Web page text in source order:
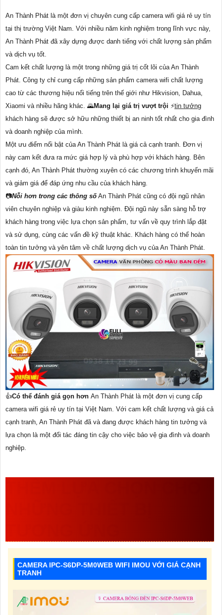
An Thành Phát là một đơn vị chuyên cung cấp camera wifi giá rẻ uy tín
tại thị trường Việt Nam. Với nhiều năm kinh nghiệm trong lĩnh vực này,
An Thành Phát đã xây dựng được danh tiếng với chất lượng sản phẩm
và dịch vụ tốt.
Cam kết chất lượng là một trong những giá trị cốt lõi của An Thành
Phát. Công ty chỉ cung cấp những sản phẩm camera wifi chất lượng
cao từ các thương hiệu nổi tiếng trên thế giới như Hikvision, Dahua,
Xiaomi và nhiều hãng khác. 🌄Mang lại giá trị vượt trội ️⚡tin tưởng
khách hàng sẽ được sở hữu những thiết bị an ninh tốt nhất cho gia đình
và doanh nghiệp của mình.
Một ưu điểm nổi bật của An Thành Phát là giá cả cạnh tranh. Đơn vị
này cam kết đưa ra mức giá hợp lý và phù hợp với khách hàng. Bên
cạnh đó, An Thành Phát thường xuyên có các chương trình khuyến mãi
và giảm giá để đáp ứng nhu cầu của khách hàng.
📷Nỗi hơn trong các thông sốAn Thành Phát cũng có đội ngũ nhân
viên chuyên nghiệp và giàu kinh nghiệm. Đội ngũ này sẵn sàng hỗ trợ
khách hàng trong việc lựa chọn sản phẩm, tư vấn về quy trình lắp đặt
và sử dụng, cùng các vấn đề kỹ thuật khác. Khách hàng có thể hoàn
toàn tin tưởng và yên tâm về chất lượng dịch vụ của An Thành Phát.
👍Có thể đánh giá gọn hơn An Thành Phát là một đơn vị cung cấp
camera wifi giá rẻ uy tín tại Việt Nam. Với cam kết chất lượng và giá cả
cạnh tranh, An Thành Phát đã và đang được khách hàng tin tưởng và
lựa chọn là một đối tác đáng tin cậy cho việc bảo vệ gia đình và doanh
nghiệp.
CAMERA IPC-S6DP-5M0WEB WIFI IMOU VỚI GIÁ CẠNH
TRANH